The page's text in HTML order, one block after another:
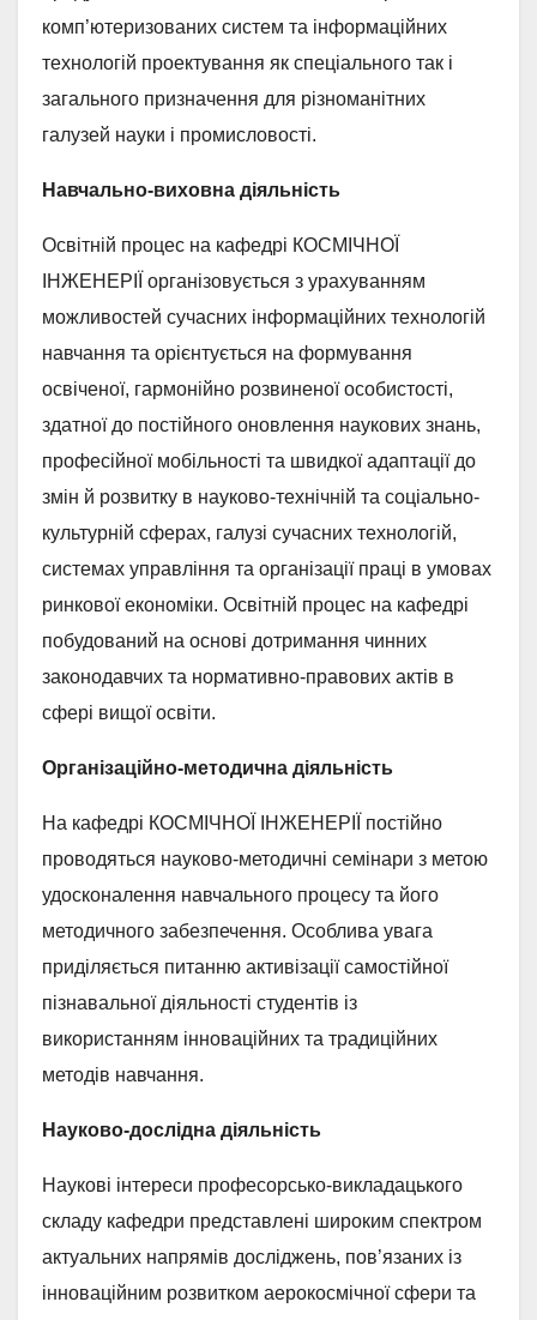
комп’ютеризованих систем та інформаційних
технологій проектування як спеціального так і
загального призначення для різноманітних
галузей науки і промисловості.
Навчально-виховна діяльність
Освітній процес на кафедрі КОСМІЧНОЇ
ІНЖЕНЕРІЇ організовується з урахуванням
можливостей сучасних інформаційних технологій
навчання та орієнтується на формування
освіченої, гармонійно розвиненої особистості,
здатної до постійного оновлення наукових знань,
професійної мобільності та швидкої адаптації до
змін й розвитку в науково-технічній та соціально-
культурній сферах, галузі сучасних технологій,
системах управління та організації праці в умовах
ринкової економіки. Освітній процес на кафедрі
побудований на основі дотримання чинних
законодавчих та нормативно-правових актів в
сфері вищої освіти.
Організаційно-методична діяльність
На кафедрі КОСМІЧНОЇ ІНЖЕНЕРІЇ постійно
проводяться науково-методичні семінари з метою
удосконалення навчального процесу та його
методичного забезпечення. Особлива увага
приділяється питанню активізації самостійної
пізнавальної діяльності студентів із
використанням інноваційних та традиційних
методів навчання.
Науково-дослідна діяльність
Наукові інтереси професорсько-викладацького
складу кафедри представлені широким спектром
актуальних напрямів досліджень, пов’язаних із
інноваційним розвитком аерокосмічної сфери та